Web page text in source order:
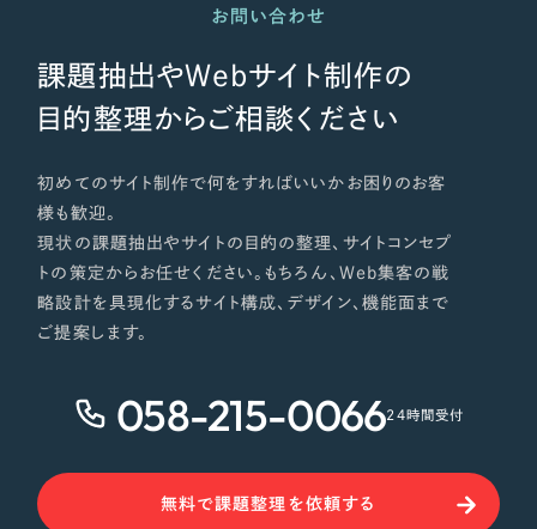
お問い合わせ
課題抽出やWebサイト制作の
目的整理からご相談ください
初めてのサイト制作で何をすればいいかお困りのお客
様も歓迎。
現状の課題抽出やサイトの目的の整理、サイトコンセプ
トの策定からお任せください。もちろん、Web集客の戦
略設計を具現化するサイト構成、デザイン、機能面まで
ご提案します。
058-215-006624時間受付
無料で課題整理を依頼する